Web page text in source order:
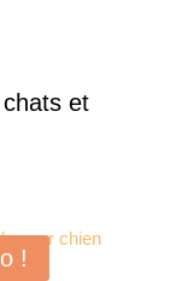
et
!